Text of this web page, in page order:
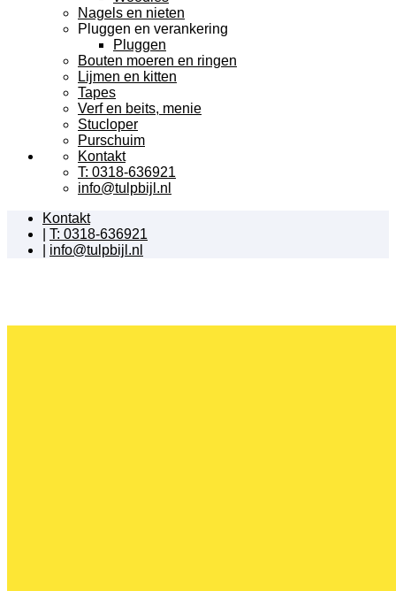
Nagels en nieten
Pluggen en verankering
Pluggen
Bouten moeren en ringen
Lijmen en kitten
Tapes
Verf en beits, menie
Stucloper
Purschuim
Kontakt
T: 0318-636921
info@tulpbijl.nl
Kontakt
T: 0318-636921
info@tulpbijl.nl